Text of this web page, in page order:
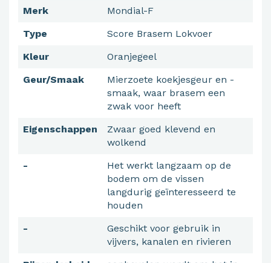
Merk
Mondial-F
Type
Score Brasem Lokvoer
Kleur
Oranjegeel
Geur/Smaak
Mierzoete koekjesgeur en -
smaak, waar brasem een
zwak voor heeft
Eigenschappen
Zwaar goed klevend en
wolkend
-
Het werkt langzaam op de
bodem om de vissen
langdurig geïnteresseerd te
houden
-
Geschikt voor gebruik in
vijvers, kanalen en rivieren